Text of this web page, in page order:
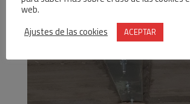
web.
Ajustes de las cookies
ACEPTAR